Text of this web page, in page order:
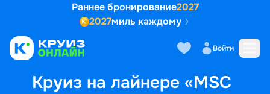
Раннее бронирование2027
2027миль каждому
Войти
Круиз на лайнере «MSC
Выбор кают Маршрут и